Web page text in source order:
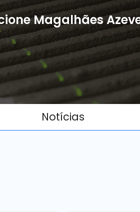
Magalhães
Notícias